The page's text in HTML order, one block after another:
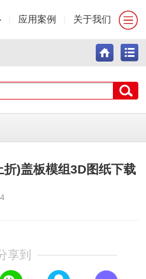
应用案例 关于我们
)盖板模组3D图纸下载
享到